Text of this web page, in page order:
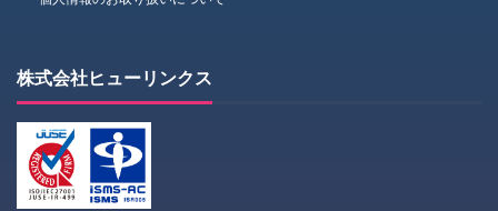
株式会社ヒューリンクス